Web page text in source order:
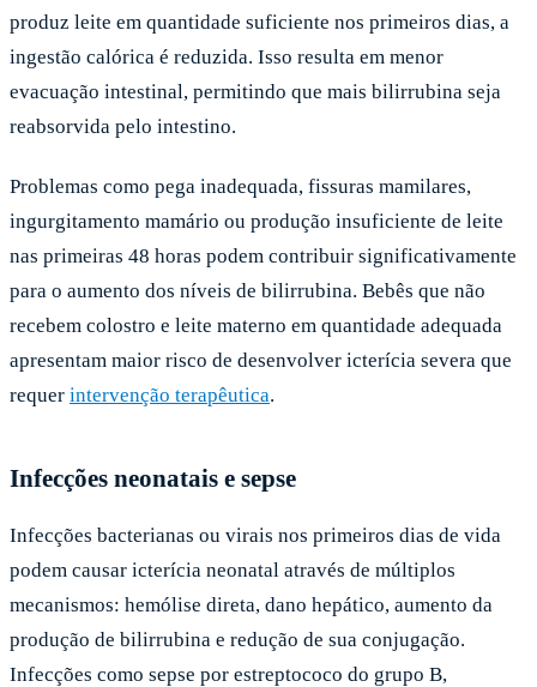
produz leite em quantidade suficiente nos primeiros dias, a
ingestão calórica é reduzida. Isso resulta em menor
evacuação intestinal, permitindo que mais bilirrubina seja
reabsorvida pelo intestino.
Problemas como pega inadequada, fissuras mamilares,
ingurgitamento mamário ou produção insuficiente de leite
nas primeiras 48 horas podem contribuir significativamente
para o aumento dos níveis de bilirrubina. Bebês que não
recebem colostro e leite materno em quantidade adequada
apresentam maior risco de desenvolver icterícia severa que
requer intervenção terapêutica.
Infecções neonatais e sepse
Infecções bacterianas ou virais nos primeiros dias de vida
podem causar icterícia neonatal através de múltiplos
mecanismos: hemólise direta, dano hepático, aumento da
produção de bilirrubina e redução de sua conjugação.
Infecções como sepse por estreptococo do grupo B,